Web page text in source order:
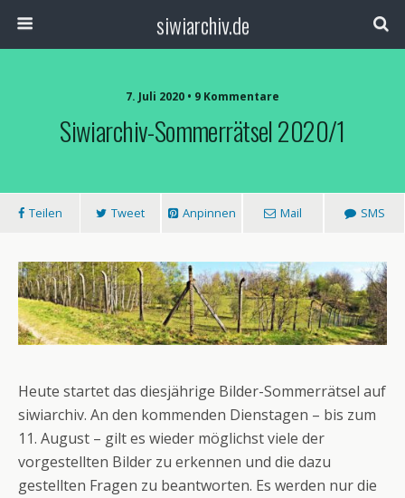
siwiarchiv.de
7. Juli 2020 • 9 Kommentare
Siwiarchiv-Sommerrätsel 2020/1
Teilen Tweet Anpinnen Mail SMS
Heute startet das diesjährige Bilder-Sommerrätsel auf
siwiarchiv. An den kommenden Dienstagen – bis zum
11. August – gilt es wieder möglichst viele der
vorgestellten Bilder zu erkennen und die dazu
gestellten Fragen zu beantworten. Es werden nur die